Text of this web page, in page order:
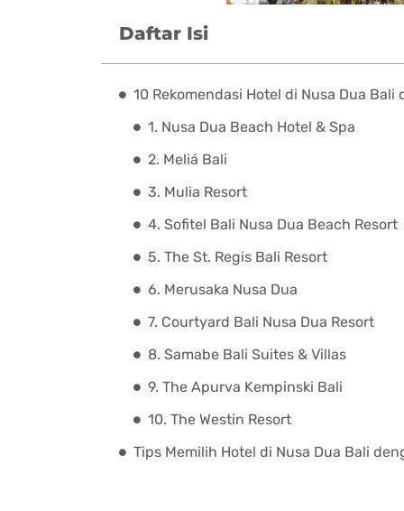
Daftar Isi
10 Rekomendasi Hotel di Nusa Dua
1. Nusa Dua Beach Hotel & Spa
2. Meliá Bali
3. Mulia Resort
4. Sofitel Bali Nusa Dua Beach Resort
5. The St. Regis Bali Resort
6. Merusaka Nusa Dua
7. Courtyard Bali Nusa Dua Resort
8. Samabe Bali Suites & Villas
9. The Apurva Kempinski Bali
10. The Westin Resort
Tips Memilih Hotel di Nusa Dua Bali